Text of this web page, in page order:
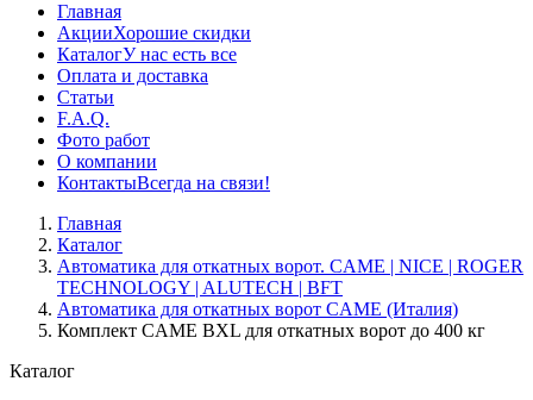
Главная
АкцииХорошие скидки
КаталогУ нас есть все
Оплата и доставка
Статьи
F.A.Q.
Фото работ
О компании
КонтактыВсегда на связи!
Главная
Каталог
Автоматика для откатных ворот. CAME | NICE | ROGER
TECHNOLOGY | ALUTECH | BFT
Автоматика для откатных ворот CAME (Италия)
Комплект CAME BXL для откатных ворот до 400 кг
Каталог